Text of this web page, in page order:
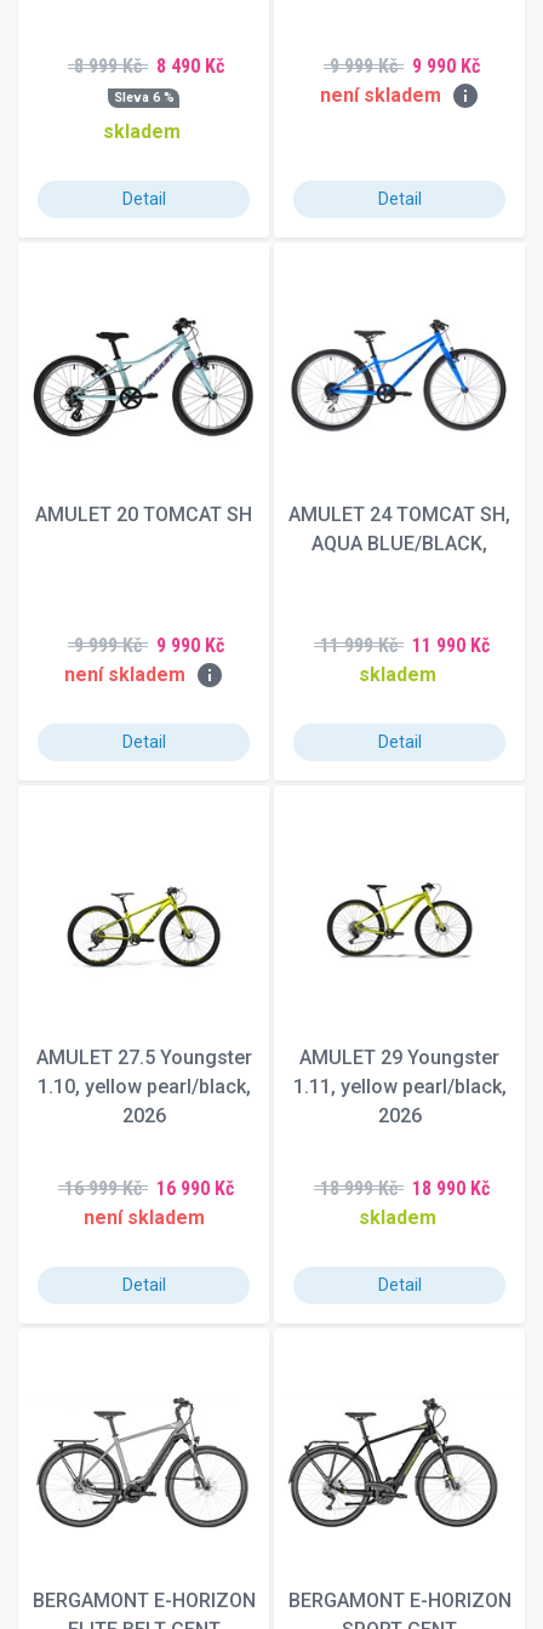
8 999 Kč 8 490 Kč
Sleva 6 %
skladem
Detail
9 999 Kč
9 990 Kč
není skladem info
Detail
AMULET 20 TOMCAT SH
9 999 Kč
9 990 Kč
není skladem info
Detail
AMULET 24 TOMCAT SH,
AQUA BLUE/BLACK,
11 999 Kč
11 990 Kč
skladem
Detail
AMULET 27.5 Youngster
1.10, yellow pearl/black,
2026
16 999 Kč
16 990 Kč
není skladem
Detail
AMULET 29 Youngster
1.11, yellow pearl/black,
2026
18 999 Kč
18 990 Kč
skladem
Detail
BERGAMONT E-HORIZON
BERGAMONT E-HORIZON